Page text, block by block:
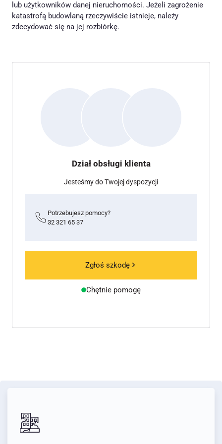
lub użytkowników danej nieruchomości. Jeżeli zagrożenie
katastrofą budowlaną rzeczywiście istnieje, należy
zdecydować się na jej rozbiórkę.
Dział obsługi klienta
Jesteśmy do Twojej dyspozycji
Potrzebujesz pomocy?
32 321 65 37
Zgłoś szkodę
Chętnie pomogę